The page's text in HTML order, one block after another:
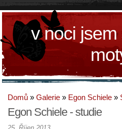
v noci
Domů » Galerie » Egon Schiele »
Egon Schiele - studie
25. Říjen 2013